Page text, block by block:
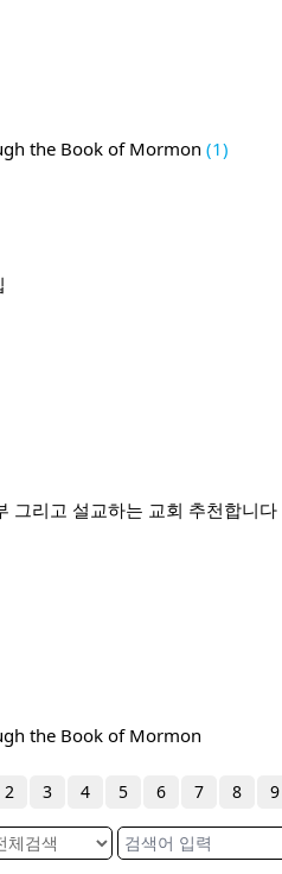
the Book of Mormon (1)
그리고 설교하는 교회 추천합니다
the Book of Mormon
2 3 4 5 6 7 8 9